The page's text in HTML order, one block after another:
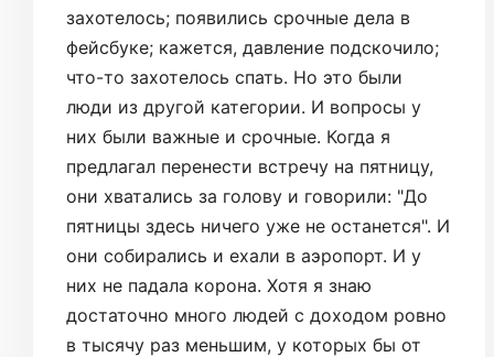
захотелось; появились срочные дела в
фейсбуке; кажется, давление подскочило;
что-то захотелось спать. Но это были
люди из другой категории. И вопросы у
них были важные и срочные. Когда я
предлагал перенести встречу на пятницу,
они хватались за голову и говорили: "До
пятницы здесь ничего уже не останется". И
они собирались и ехали в аэропорт. И у
них не падала корона. Хотя я знаю
достаточно много людей с доходом ровно
в тысячу раз меньшим, у которых бы от